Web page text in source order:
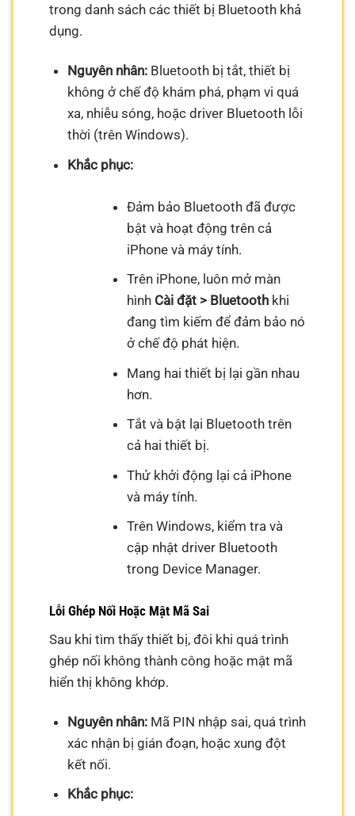
trong danh sách các thiết bị Bluetooth khả
dụng.
Nguyên nhân:Bluetooth bị tắt, thiết bị
không ở chế độ khám phá, phạm vi quá
xa, nhiễu sóng, hoặc driver Bluetooth lỗi
thời (trên Windows).
Khắc phục:
Đảm bảo Bluetooth đã được
bật và hoạt động trên cả
iPhone và máy tính.
Trên iPhone, luôn mở màn
hình Cài đặt > Bluetoothkhi
đang tìm kiếm để đảm bảo nó
ở chế độ phát hiện.
Mang hai thiết bị lại gần nhau
hơn.
Tắt và bật lại Bluetooth trên
cả hai thiết bị.
Thử khởi động lại cả iPhone
và máy tính.
Trên Windows, kiểm tra và
cập nhật driver Bluetooth
trong Device Manager.
Lỗi Ghép Nối Hoặc Mật Mã Sai
Sau khi tìm thấy thiết bị, đôi khi quá trình
ghép nối không thành công hoặc mật mã
hiển thị không khớp.
Nguyên nhân:Mã PIN nhập sai, quá trình
xác nhận bị gián đoạn, hoặc xung đột
kết nối.
Khắc phục: